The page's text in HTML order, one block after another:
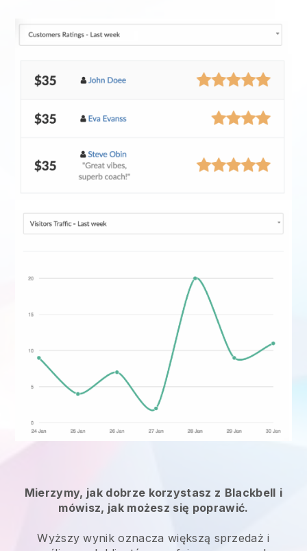
Mierzymy, jak dobrze korzystasz z Blackbell i
mówisz, jak możesz się poprawić.
Wyższy wynik oznacza większą sprzedaż i